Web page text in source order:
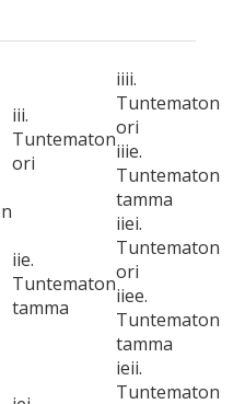
iii.
Tuntematon
ori
iiii.
Tuntematon
ori
iiie.
Tuntematon
tamma
iie.
Tuntematon
tamma
iiei.
Tuntematon
ori
iiee.
Tuntematon
tamma
ieii.
Tuntematon